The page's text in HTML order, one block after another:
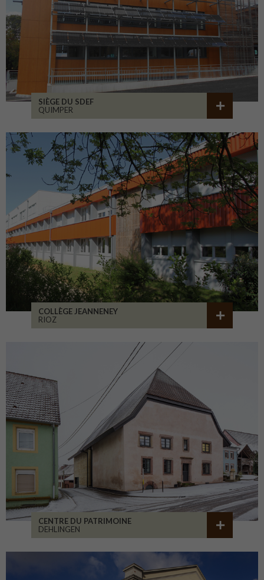
SIÈGE DU SDEF
QUIMPER
COLLÈGE JEANNENEY
RIOZ
CENTRE DU PATRIMOINE
DEHLINGEN